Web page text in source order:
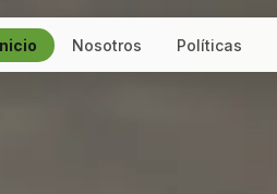
Nosotros Políticas